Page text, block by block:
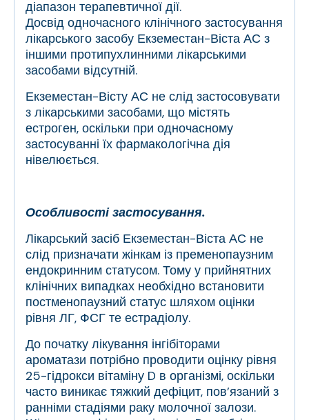
діапазон терапевтичної дії.
Досвід одночасного клінічного застосування
лікарського засобу Екземестан-Віста АС з
іншими протипухлинними лікарськими
засобами відсутній.
Екземестан-Вісту АС не слід застосовувати
з лікарськими засобами, що містять
естроген, оскільки при одночасному
застосуванні їх фармакологічна дія
нівелюється.
Особливості застосування.
Лікарський засіб Екземестан-Віста АС не
слід призначати жінкам із пременопаузним
ендокринним статусом. Тому у прийнятних
клінічних випадках необхідно встановити
постменопаузний статус шляхом оцінки
рівня ЛГ, ФСГ те естрадіолу.
До початку лікування інгібіторами
ароматази потрібно проводити оцінку рівня
25-гідрокси вітаміну D в організмі, оскільки
часто виникає тяжкий дефіцит, пов’язаний з
ранніми стадіями раку молочної залози.